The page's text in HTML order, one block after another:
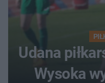
Udana
Wysoka